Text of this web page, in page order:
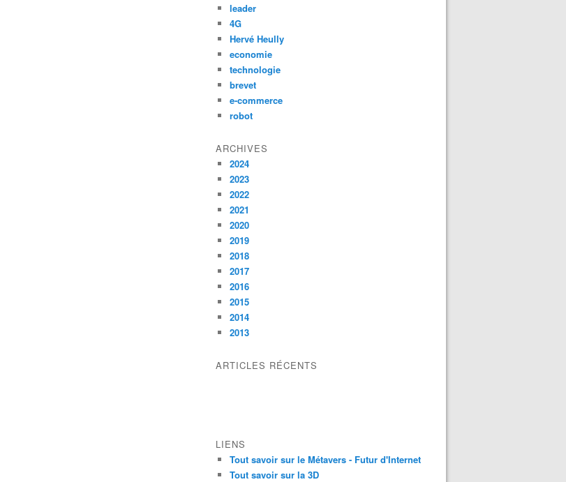
leader
4G
Hervé Heully
economie
technologie
brevet
e-commerce
robot
ARCHIVES
2024
2023
2022
2021
2020
2019
2018
2017
2016
2015
2014
2013
ARTICLES RÉCENTS
LIENS
Tout savoir sur le Métavers - Futur d'Internet
Tout savoir sur la 3D